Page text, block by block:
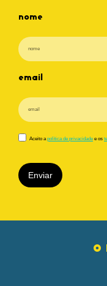
nome
email
Aceito a política de privacidade e os
Enviar
o